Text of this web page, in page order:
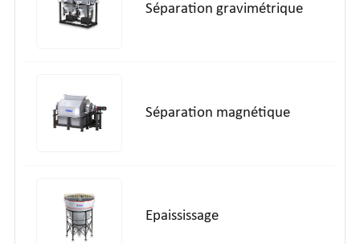
Séparation gravimétrique
Séparation magnétique
Epaississage